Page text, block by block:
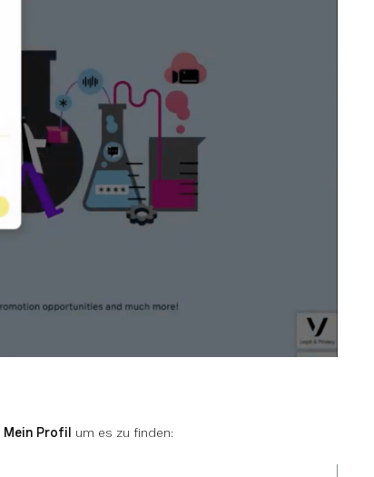
Mein Profil um es zu finden: